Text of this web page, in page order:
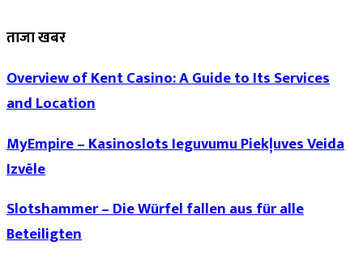
ताजा खबर
Overview of Kent Casino: A Guide to Its Services
and Location
MyEmpire – Kasinoslots Ieguvumu Piekļuves Veida
Izvēle
Slotshammer – Die Würfel fallen aus für alle
Beteiligten